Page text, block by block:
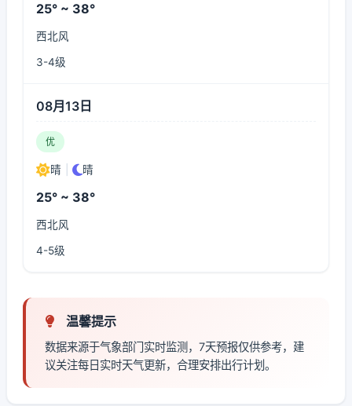
25° ~ 38°
西北风
3-4级
08月13日
优
晴 晴
25° ~ 38°
西北风
4-5级
温馨提示
数据来源于气象部门实时监测，7天预报仅供参考，建
议关注每日实时天气更新，合理安排出行计划。